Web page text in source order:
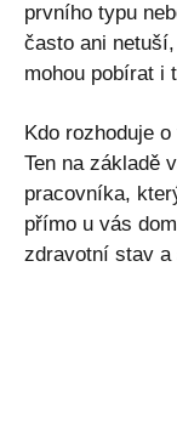
prvního typu
často ani
mohou pobírat i
Kdo rozhoduje
Ten na základě
pracovníka,
přímo u vás
zdravotní stav